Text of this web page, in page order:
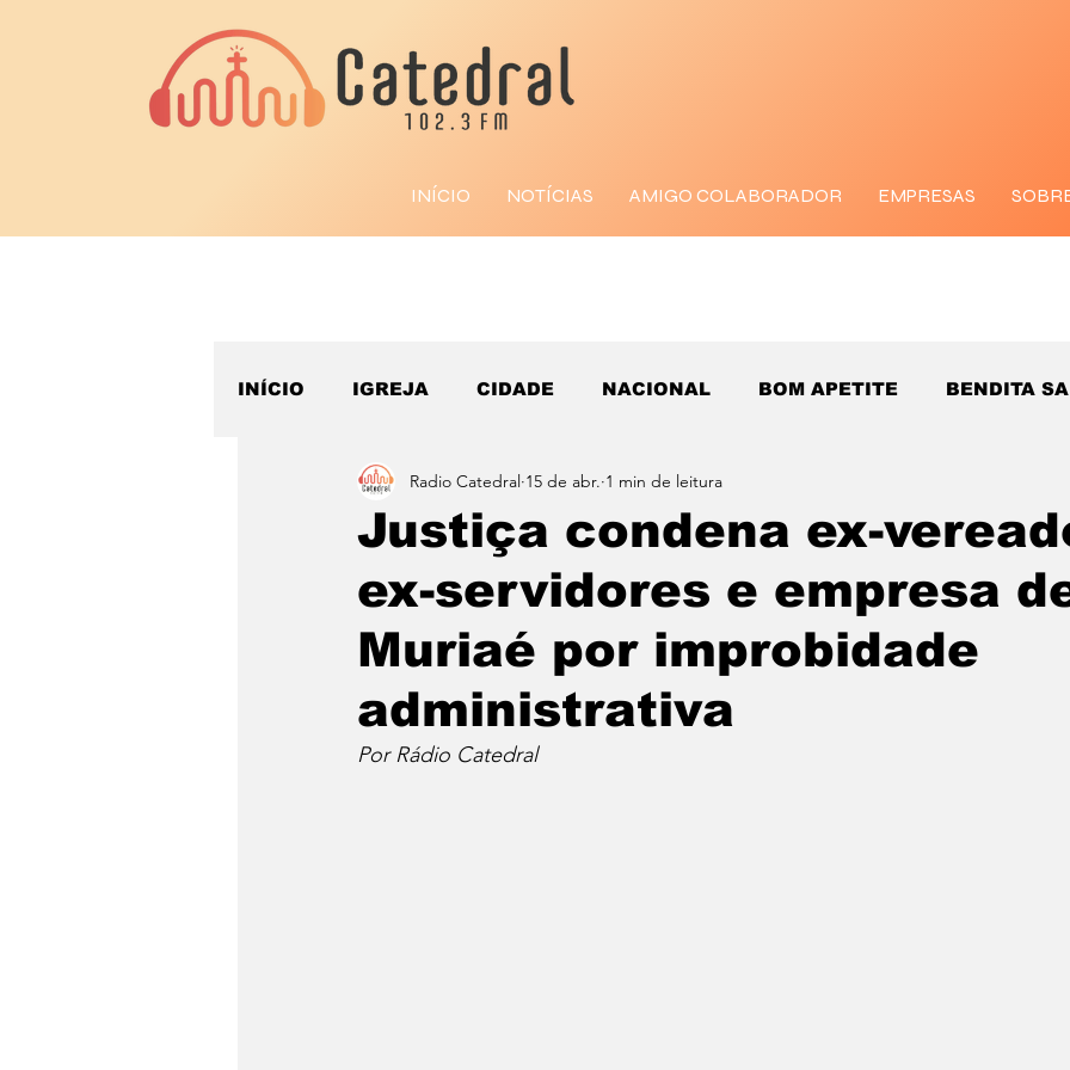
INÍCIO NOTÍCIAS AMIGO COLABORADOR EMPRESAS
INÍCIO IGREJA CIDADE NACIONAL BOM APETITE BENDITA
ESPORTE
Justiça condena ex-
ex-servidores e empresa
Muriaé por improbidade
administrativa
Radio Catedral 15 de abr. 1 min de leitura
Por Rádio Catedral